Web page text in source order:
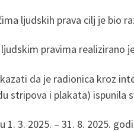
ljudskih prava cilj je bio
pravima realizirano
da je radionica kroz
stripova i plakata) ispunila
1. 3. 2025. – 31. 8. 2025.